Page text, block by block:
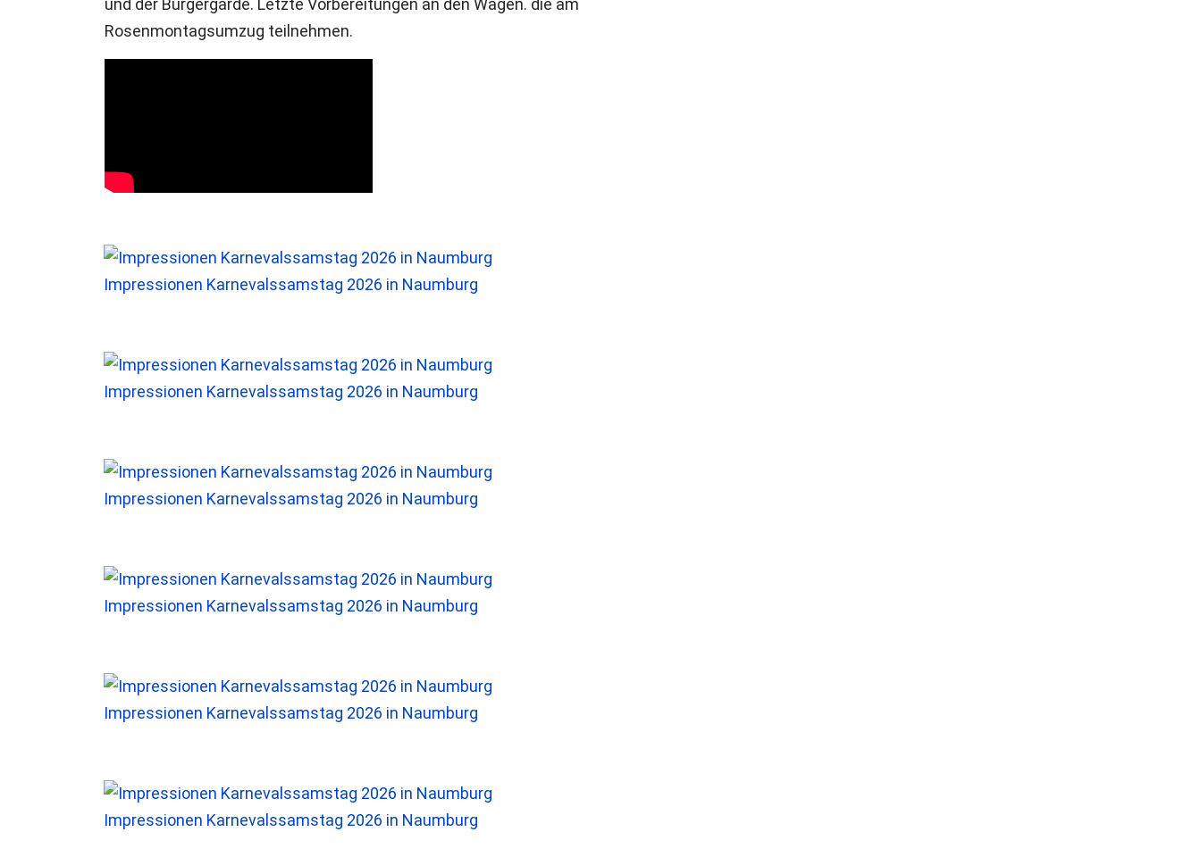
und der Bürgergarde. Letzte Vorbereitungen an den Wagen. die am
Rosenmontagsumzug teilnehmen.
Impressionen Karnevalssamstag 2026 in Naumburg
Impressionen Karnevalssamstag 2026 in Naumburg
Impressionen Karnevalssamstag 2026 in Naumburg
Impressionen Karnevalssamstag 2026 in Naumburg
Impressionen Karnevalssamstag 2026 in Naumburg
Impressionen Karnevalssamstag 2026 in Naumburg